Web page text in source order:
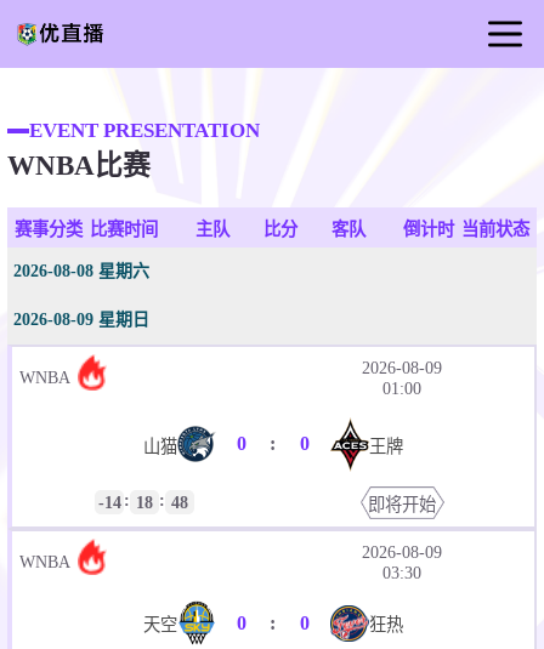
足球直播
篮球直播
足球录像
足球新闻
EVENT PRESENTATION
WNBA比赛
赛事分类 比赛时间 主队 比分 客队 倒计时 当前状态
2026-08-08 星期六
2026-08-09 星期日
WNBA
2026-08-09
01:00
山猫 0 : 0 王牌
-14 : 18 : 48 即将开始
WNBA
2026-08-09
03:30
天空 0 : 0 狂热